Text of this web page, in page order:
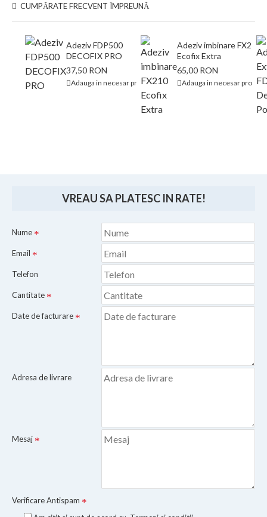
CUMPĂRATE FRECVENT ÎMPREUNĂ
Adeziv FDP500
DECOFIX PRO
37,50 RON
Adauga in necesar proiect
Adeziv imbinare FX210
Ecofix Extra
65,00 RON
Adauga in necesar proiect
VREAU SA PLATESC IN RATE!
Nume
Email
Telefon
Cantitate
Date de facturare
Adresa de livrare
Mesaj
Verificare Antispam